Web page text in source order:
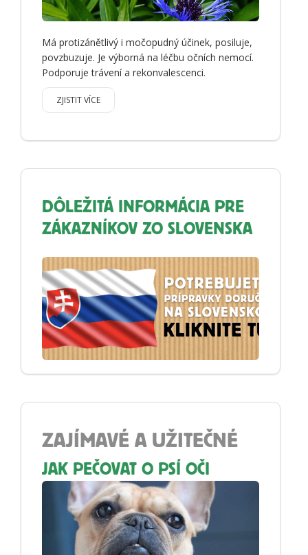
Má protizánětlivý i močopudný účinek, posiluje,
povzbuzuje. Je výborná na léčbu očních nemocí.
Podporuje trávení a rekonvalescenci.
ZJISTIT VÍCE
DÔLEŽITÁ INFORMÁCIA PRE
ZÁKAZNÍKOV ZO SLOVENSKA
ZAJÍMAVÉ A UŽITEČNÉ
JAK PEČOVAT O PSÍ OČI